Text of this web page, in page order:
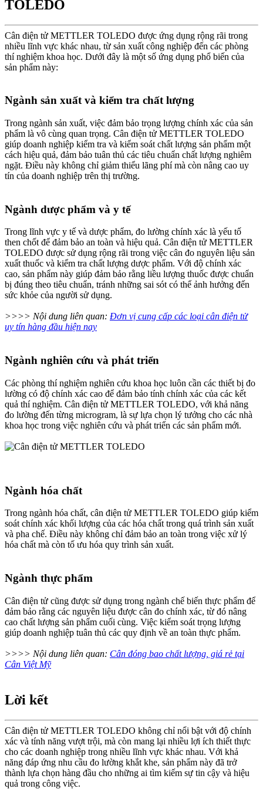
TOLEDO
Cân điện tử METTLER TOLEDO được ứng dụng rộng rãi trong
nhiều lĩnh vực khác nhau, từ sản xuất công nghiệp đến các phòng
thí nghiệm khoa học. Dưới đây là một số ứng dụng phổ biến của
sản phẩm này:
Ngành sản xuất và kiểm tra chất lượng
Trong ngành sản xuất, việc đảm bảo trọng lượng chính xác của sản
phẩm là vô cùng quan trọng. Cân điện tử METTLER TOLEDO
giúp doanh nghiệp kiểm tra và kiểm soát chất lượng sản phẩm một
cách hiệu quả, đảm bảo tuân thủ các tiêu chuẩn chất lượng nghiêm
ngặt. Điều này không chỉ giảm thiểu lãng phí mà còn nâng cao uy
tín của doanh nghiệp trên thị trường.
Ngành dược phẩm và y tế
Trong lĩnh vực y tế và dược phẩm, đo lường chính xác là yếu tố
then chốt để đảm bảo an toàn và hiệu quả. Cân điện tử METTLER
TOLEDO được sử dụng rộng rãi trong việc cân đo nguyên liệu sản
xuất thuốc và kiểm tra chất lượng dược phẩm. Với độ chính xác
cao, sản phẩm này giúp đảm bảo rằng liều lượng thuốc được chuẩn
bị đúng theo tiêu chuẩn, tránh những sai sót có thể ảnh hưởng đến
sức khỏe của người sử dụng.
>>>> Nội dung liên quan: Đơn vị cung cấp các loại cân điện tử
uy tín hàng đầu hiện nay
Ngành nghiên cứu và phát triển
Các phòng thí nghiệm nghiên cứu khoa học luôn cần các thiết bị đo
lường có độ chính xác cao để đảm bảo tính chính xác của các kết
quả thí nghiệm. Cân điện tử METTLER TOLEDO, với khả năng
đo lường đến từng microgram, là sự lựa chọn lý tưởng cho các nhà
khoa học trong việc nghiên cứu và phát triển các sản phẩm mới.
Ngành hóa chất
Trong ngành hóa chất, cân điện tử METTLER TOLEDO giúp kiểm
soát chính xác khối lượng của các hóa chất trong quá trình sản xuất
và pha chế. Điều này không chỉ đảm bảo an toàn trong việc xử lý
hóa chất mà còn tố ưu hóa quy trình sản xuất.
Ngành thực phẩm
Cân điện tử cũng được sử dụng trong ngành chế biến thực phẩm để
đảm bảo rằng các nguyên liệu được cân đo chính xác, từ đó nâng
cao chất lượng sản phẩm cuối cùng. Việc kiểm soát trọng lượng
giúp doanh nghiệp tuân thủ các quy định về an toàn thực phẩm.
>>>> Nội dung liên quan: Cân đóng bao chất lượng, giá rẻ tại
Cân Việt Mỹ
Lời kết
Cân điện tử METTLER TOLEDO không chỉ nổi bật với độ chính
xác và tính năng vượt trội, mà còn mang lại nhiều lợi ích thiết thực
cho các doanh nghiệp trong nhiều lĩnh vực khác nhau. Với khả
năng đáp ứng nhu cầu đo lường khắt khe, sản phẩm này đã trở
thành lựa chọn hàng đầu cho những ai tìm kiếm sự tin cậy và hiệu
quả trong công việc.